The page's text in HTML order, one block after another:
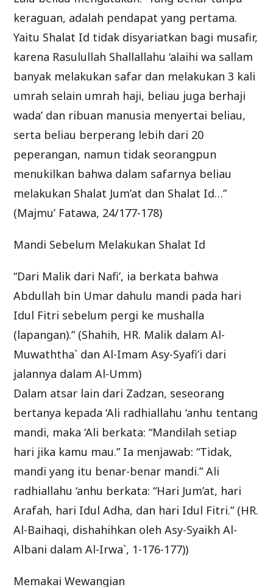
keraguan, adalah pendapat yang pertama.
Yaitu Shalat Id tidak disyariatkan bagi musafir,
karena Rasulullah Shallallahu ‘alaihi wa sallam
banyak melakukan safar dan melakukan 3 kali
umrah selain umrah haji, beliau juga berhaji
wada’ dan ribuan manusia menyertai beliau,
serta beliau berperang lebih dari 20
peperangan, namun tidak seorangpun
menukilkan bahwa dalam safarnya beliau
melakukan Shalat Jum’at dan Shalat Id…”
(Majmu’ Fatawa, 24/177-178)
Mandi Sebelum Melakukan Shalat Id
“Dari Malik dari Nafi’, ia berkata bahwa
Abdullah bin Umar dahulu mandi pada hari
Idul Fitri sebelum pergi ke mushalla
(lapangan).” (Shahih, HR. Malik dalam Al-
Muwaththa` dan Al-Imam Asy-Syafi’i dari
jalannya dalam Al-Umm)
Dalam atsar lain dari Zadzan, seseorang
bertanya kepada ‘Ali radhiallahu ‘anhu tentang
mandi, maka ‘Ali berkata: “Mandilah setiap
hari jika kamu mau.” Ia menjawab: “Tidak,
mandi yang itu benar-benar mandi.” Ali
radhiallahu ‘anhu berkata: “Hari Jum’at, hari
Arafah, hari Idul Adha, dan hari Idul Fitri.” (HR.
Al-Baihaqi, dishahihkan oleh Asy-Syaikh Al-
Albani dalam Al-Irwa`, 1-176-177))
Memakai Wewangian